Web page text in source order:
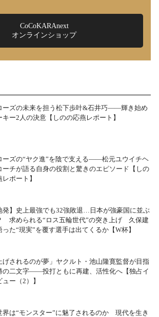
CoCoKARAnext
オンラインショップ
ーズの未来を担う松下歩叶&石井巧――輝き始め
キー2人の決意【しのの応燕レポート】
ーズの“ヤク進”を陰で支える――松元ユウイチヘ
ーチが語る自身の役割と驚きのエピソード【しの
ポート】
発】史上最強でも32強敗退…日本が強豪国に並ぶ
求められる“ロス五輪世代”の突き上げ 久保建
った“現実”を覆す選手は出てくるか【W杯】
げされるのが夢」ヤクルト・池山隆寛監督が目指
の二文字――投打ともに再建、活性化へ【独占イ
ュー（2）】
界は“モンスター”に魅了されるのか 現代を生き